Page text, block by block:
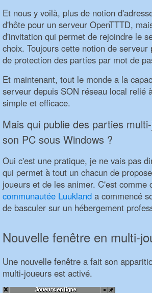
Et nous y voilà, plus de notion
d'hôte pour un serveur OpenTTTD,
d'invitation qui permet de rejoindre le
choix. Toujours cette notion de serveur
de protection des parties par mot de
Et maintenant, tout le monde a la
serveur depuis SON réseau local relié
simple et efficace.
Mais qui publie des parties
son PC sous Windows ?
Oui c'est une pratique, je ne vais pas
qui permet à tout un chacun de
joueurs et de les animer. C'est comme
communautée Luukland a commencé
de basculer sur un hébergement
Nouvelle fenêtre en multi-
Une nouvelle fenêtre a fait son
multi-joueurs est activé.